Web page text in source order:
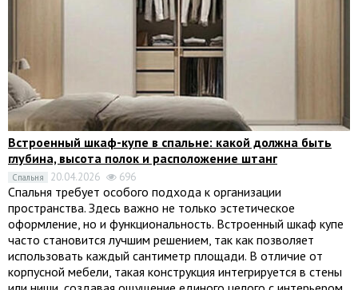
Встроенный шкаф-купе в спальне: какой должна быть
глубина, высота полок и расположение штанг
Спальня 20.04.2026 696
Спальня требует особого подхода к организации
пространства. Здесь важно не только эстетическое
оформление, но и функциональность. Встроенный шкаф купе
часто становится лучшим решением, так как позволяет
использовать каждый сантиметр площади. В отличие от
корпусной мебели, такая конструкция интегрируется в стены